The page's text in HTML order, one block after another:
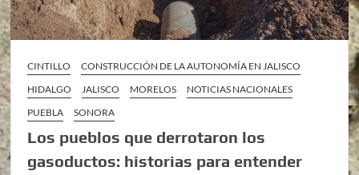
CINTILLO
CONSTRUCCIÓN DE LA AUTONOMÍA EN JALISCO
HIDALGO
JALISCO MORELOS
NOTICIAS NACIONALES
PUEBLA
SONORA
Los pueblos que derrotaron los
gasoductos: historias para entender